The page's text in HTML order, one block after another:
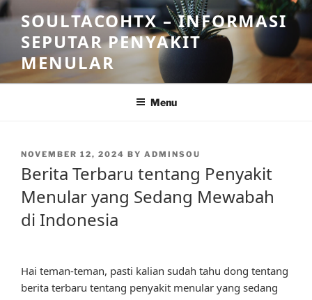
Skip
to
content
SOULTACOHTX – INFORMASI
SEPUTAR PENYAKIT
MENULAR
Menu
POSTED
NOVEMBER 12, 2024 BY ADMINSOU
Berita Terbaru tentang Penyakit
Menular yang Sedang Mewabah
di Indonesia
Hai teman-teman, pasti kalian sudah tahu dong tentang
berita terbaru tentang penyakit menular yang sedang